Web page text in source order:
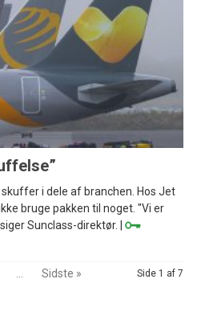
i dele af branchen. Hos Jet
bruge pakken til noget. "Vi er
Sunclass-direktør. |
Side 1 af 7
Sidste »